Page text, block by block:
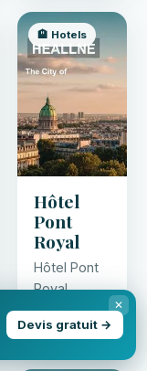
🏨 Hotels
Hôtel
Pont
Royal
Hôtel Pont
Royal
✕
Devis gratuit →